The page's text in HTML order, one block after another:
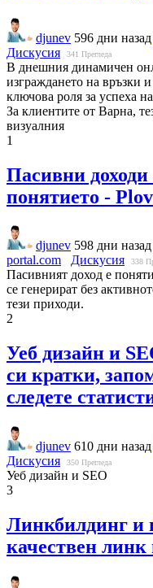
djunev 596 дни назад
Дискусия
341 Прегледа
В днешния динамичен
изграждането на връзки
ключова роля за успеха
За клиентите от Варна,
визуалния
1
Пасивни доходи
понятието -
djunev 598 дни назад
portal.com
Дискусия 338
Пасивният доход е
се генерират без
тези приходи.
2
Уеб дизайн и
си кратки,
следете
djunev 610 дни назад
Дискусия
350 Прегледа
Уеб дизайн и SEO
3
Линкбилдинг и
качествен